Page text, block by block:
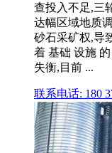
查投入不足,三
达幅区域地质
砂石采矿权,导
着 基础 设施
失衡,目前 ...
联系电话: 180